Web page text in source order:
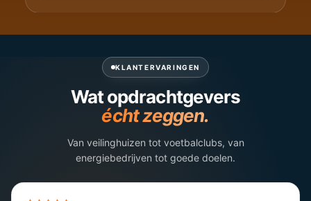
KLANTERVARINGEN
Wat opdrachtgevers
écht zeggen.
Van veilinghuizen tot voetbalclubs, van
energiebedrijven tot goede doelen.